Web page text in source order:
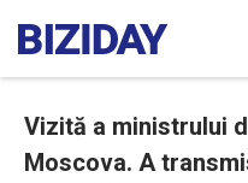
Vizită a ministrului
Moscova. A